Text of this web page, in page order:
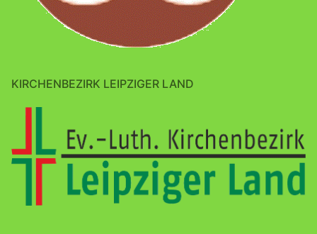
KIRCHENBEZIRK LEIPZIGER LAND